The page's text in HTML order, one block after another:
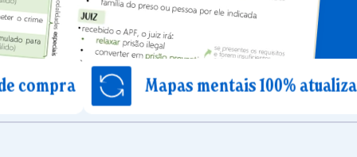
Mapas mentais 100% atualizados